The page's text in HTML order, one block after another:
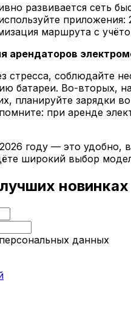
развивается сеть
маршрута с
арендаторов
стресса, соблюдайте
батареи. Во-вторых,
планируйте зарядки
при аренде
году — это удобно,
широкий выбор
новинках
данных